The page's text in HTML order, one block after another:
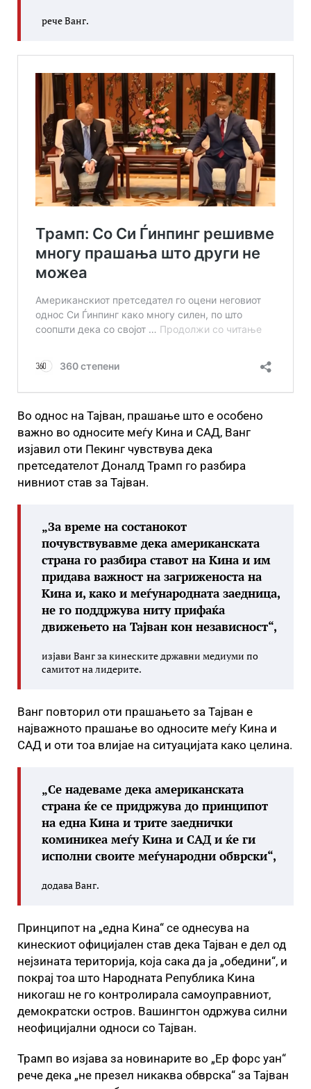
рече Ванг.
Во однос на Тајван, прашање што е особено
важно во односите меѓу Кина и САД, Ванг
изјавил оти Пекинг чувствува дека
претседателот Доналд Трамп го разбира
нивниот став за Тајван.
„За време на состанокот
почувствувавме дека американската
страна го разбира ставот на Кина и им
придава важност на загриженоста на
Кина и, како и меѓународната заедница,
не го поддржува ниту прифаќа
движењето на Тајван кон независност“,
изјави Ванг за кинеските државни медиуми по
самитот на лидерите.
Ванг повторил оти прашањето за Тајван е
најважното прашање во односите меѓу Кина и
САД и оти тоа влијае на ситуацијата како целина.
„Се надеваме дека американската
страна ќе се придржува до принципот
на една Кина и трите заеднички
коминикеа меѓу Кина и САД и ќе ги
исполни своите меѓународни обврски“,
додава Ванг.
Принципот на „една Кина“ се однесува на
кинескиот официјален став дека Тајван е дел од
нејзината територија, која сака да ја „обедини“, и
покрај тоа што Народната Република Кина
никогаш не го контролирала самоуправниот,
демократски остров. Вашингтон одржува силни
неофицијални односи со Тајван.
Трамп во изјава за новинарите во „Ер форс уан“
рече дека „не презел никаква обврска“ за Тајван